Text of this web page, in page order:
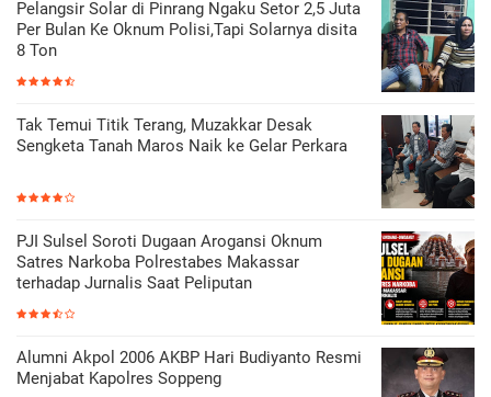
Pelangsir Solar di Pinrang Ngaku Setor 2,5 Juta
Per Bulan Ke Oknum Polisi,Tapi Solarnya disita
8 Ton
Tak Temui Titik Terang, Muzakkar Desak
Sengketa Tanah Maros Naik ke Gelar Perkara
PJI Sulsel Soroti Dugaan Arogansi Oknum
Satres Narkoba Polrestabes Makassar
terhadap Jurnalis Saat Peliputan
Alumni Akpol 2006 AKBP Hari Budiyanto Resmi
Menjabat Kapolres Soppeng